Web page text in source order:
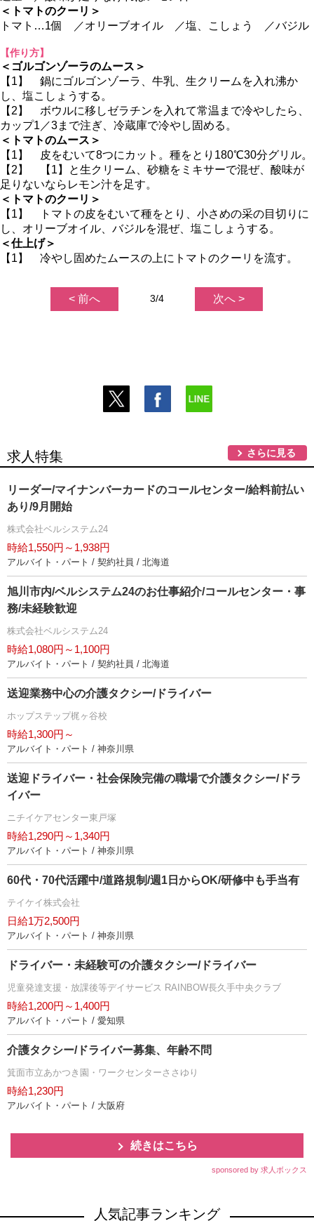
＜トマトのクーリ＞
トマト…1個 ／オリーブオイル ／塩、こしょう ／バジル
【作り方】
＜ゴルゴンゾーラのムース＞
【1】 鍋にゴルゴンゾーラ、牛乳、生クリームを入れ沸か
し、塩こしょうする。
【2】 ボウルに移しゼラチンを入れて常温まで冷やしたら、
カップ1／3まで注ぎ、冷蔵庫で冷やし固める。
＜トマトのムース＞
【1】 皮をむいて8つにカット。種をとり180℃30分グリル。
【2】 【1】と生クリーム、砂糖をミキサーで混ぜ、酸味が
足りないならレモン汁を足す。
＜トマトのクーリ＞
【1】 トマトの皮をむいて種をとり、小さめの采の目切りに
し、オリーブオイル、バジルを混ぜ、塩こしょうする。
＜仕上げ＞
【1】 冷やし固めたムースの上にトマトのクーリを流す。
< 前へ 3/4 次へ >
求人特集 さらに見る
リーダー/マイナンバーカードのコールセンター/給料前払い
あり/9月開始
株式会社ベルシステム24
時給1,550円～1,938円
アルバイト・パート / 契約社員 / 北海道
旭川市内/ベルシステム24のお仕事紹介/コールセンター・事
務/未経験歓迎
株式会社ベルシステム24
時給1,080円～1,100円
アルバイト・パート / 契約社員 / 北海道
送迎業務中心の介護タクシー/ドライバー
ホップステップ梶ヶ谷校
時給1,300円～
アルバイト・パート / 神奈川県
送迎ドライバー・社会保険完備の職場で介護タクシー/ドラ
イバー
ニチイケアセンター東戸塚
時給1,290円～1,340円
アルバイト・パート / 神奈川県
60代・70代活躍中/道路規制/週1日からOK/研修中も手当有
テイケイ株式会社
日給1万2,500円
アルバイト・パート / 神奈川県
ドライバー・未経験可の介護タクシー/ドライバー
児童発達支援・放課後等デイサービス RAINBOW長久手中央クラブ
時給1,200円～1,400円
アルバイト・パート / 愛知県
介護タクシー/ドライバー募集、年齢不問
箕面市立あかつき園・ワークセンターささゆり
時給1,230円
アルバイト・パート / 大阪府
続きはこちら
sponsored by 求人ボックス
人気記事ランキング